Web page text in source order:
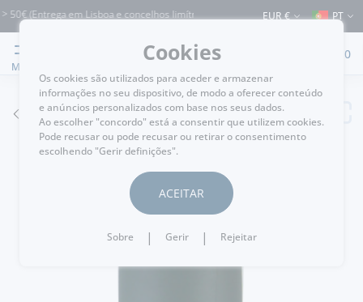
em Lisboa e concelhos limítrofes) ⚠️ Envios para Portugal e para o resto
EUR € PT
MENU
0
VOLTAR
Cookies
Os cookies são utilizados para aceder e armazenar
informações no seu dispositivo, de modo a oferecer conteúdo
e anúncios personalizados com base nos seus dados.
Ao escolher "concordo" está a consentir que utilizem cookies.
Pode recusar ou pode recusar ou retirar o consentimento
escolhendo "Gerir definições".
ACEITAR
Sobre | Gerir | Rejeitar